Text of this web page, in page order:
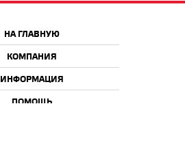
НА ГЛАВНУЮ
КОМПАНИЯ
ИНФОРМАЦИЯ
ПОМОЩЬ